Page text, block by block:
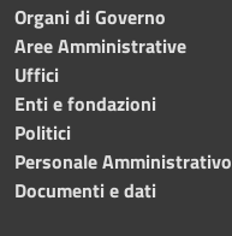
Organi di Governo
Aree Amministrative
Uffici
Enti e fondazioni
Politici
Personale Amministrativo
Documenti e dati